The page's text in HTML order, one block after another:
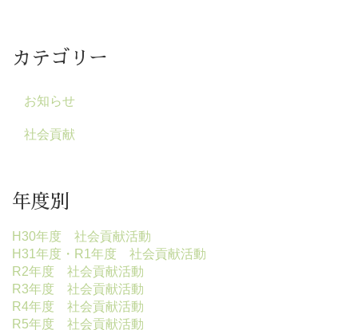
カテゴリー
お知らせ
社会貢献
年度別
H30年度 社会貢献活動
H31年度・R1年度 社会貢献活動
R2年度 社会貢献活動
R3年度 社会貢献活動
R4年度 社会貢献活動
R5年度 社会貢献活動